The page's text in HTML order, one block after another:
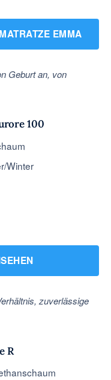
EMMA
Geburt an, von
100
Winter
zuverlässige
R